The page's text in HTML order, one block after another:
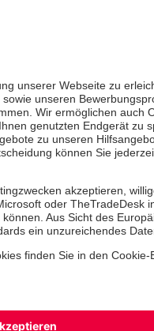
Wohnverhältnissen
Arbeitslosigkeit oder
Einschränkungen,
Suchterkrankungen
finanziellen
Lebensumständen
der Übergangsphase
aus einer
Haft).
Die Betreuung erfolgt
Betroffenen, um eine